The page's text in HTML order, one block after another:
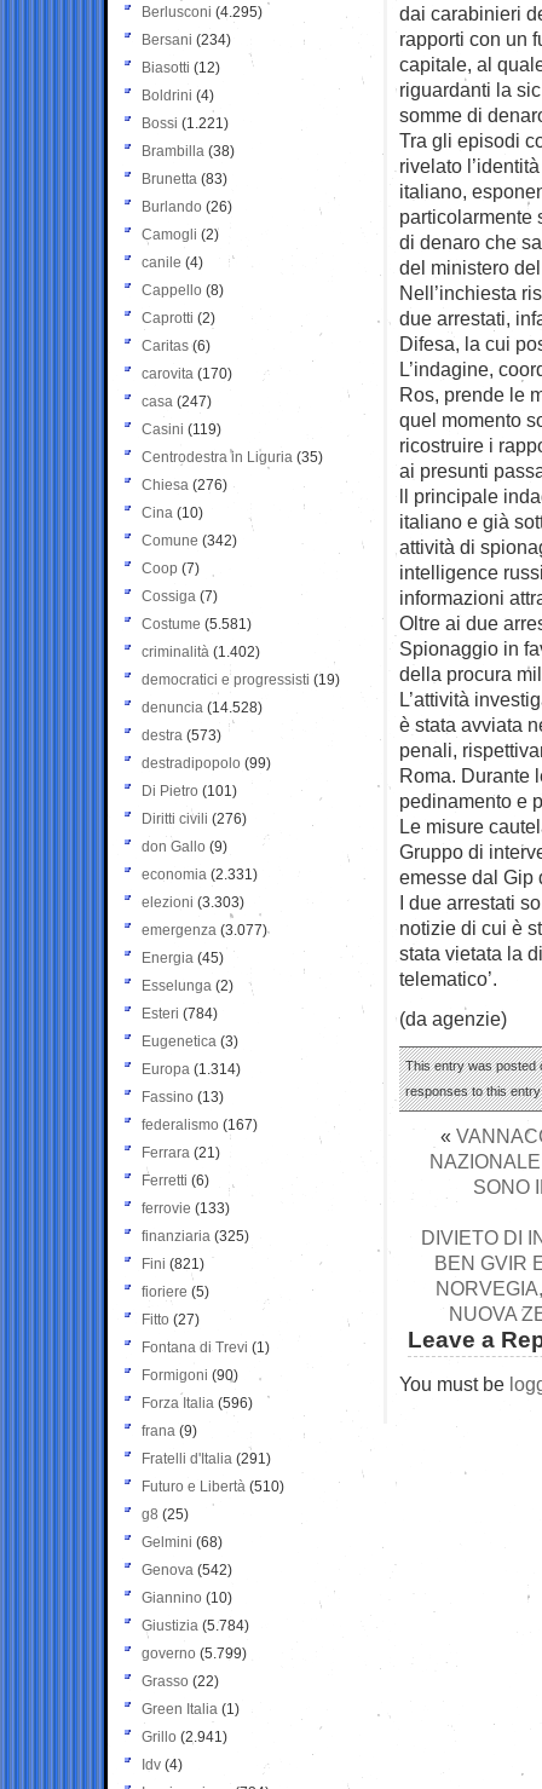
dai carabinieri
rapporti con un
capitale, al
riguardanti la
somme di
Tra gli episodi
rivelato
italiano,
particolarmente
di denaro che
del ministero
Nell’inchiesta
due arrestati,
Difesa, la cui
L’indagine,
Ros, prende le
quel momento
ricostruire i
ai presunti
ll principale
italiano e già
attività di
intelligence
informazioni
Oltre ai due
Spionaggio in
della procura
L’attività
è stata avviata
penali,
Roma. Durante
pedinamento e
Le misure
Gruppo di
emesse dal Gip
I due arrestati
notizie di cui è
stata vietata la
telematico’.
(da agenzie)
This entry was posted
responses to this
«
SONO
DIVIETO DI
BEN GVIR
NUOVA
Leave a
You must be
Berlusconi (4.295)
Bersani (234)
Biasotti (12)
Boldrini (4)
Bossi (1.221)
Brambilla (38)
Brunetta (83)
Burlando (26)
Camogli (2)
canile (4)
Cappello (8)
Caprotti (2)
Caritas (6)
carovita (170)
casa (247)
Casini (119)
Centrodestra in Liguria (35)
Chiesa (276)
Cina (10)
Comune (342)
Coop (7)
Cossiga (7)
Costume (5.581)
criminalità (1.402)
democratici e progressisti (19)
denuncia (14.528)
destra (573)
destradipopolo (99)
Di Pietro (101)
Diritti civili (276)
don Gallo (9)
economia (2.331)
elezioni (3.303)
emergenza (3.077)
Energia (45)
Esselunga (2)
Esteri (784)
Eugenetica (3)
Europa (1.314)
Fassino (13)
federalismo (167)
Ferrara (21)
Ferretti (6)
ferrovie (133)
finanziaria (325)
Fini (821)
fioriere (5)
Fitto (27)
Fontana di Trevi (1)
Formigoni (90)
Forza Italia (596)
frana (9)
Fratelli d'Italia (291)
Futuro e Libertà (510)
g8 (25)
Gelmini (68)
Genova (542)
Giannino (10)
Giustizia (5.784)
governo (5.799)
Grasso (22)
Green Italia (1)
Grillo (2.941)
Idv (4)